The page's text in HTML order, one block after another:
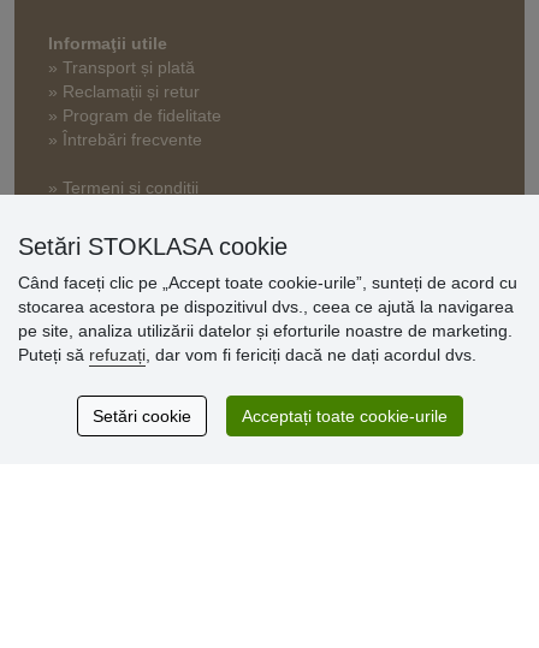
Informaţii utile
» Transport și plată
» Reclamații și retur
» Program de fidelitate
» Întrebări frecvente
» Termeni și condiții
» Politica de confidențialitate
Opinii
clienți
Excellent service
Thank you.
Setări STOKLASA cookie
Când faceți clic pe „Accept toate cookie-urile”, sunteți de acord cu
stocarea acestora pe dispozitivul dvs., ceea ce ajută la navigarea
pe site, analiza utilizării datelor și eforturile noastre de marketing.
Puteți să refuzați , dar vom fi fericiți dacă ne dați acordul dvs.
Setări cookie Acceptați toate cookie-urile